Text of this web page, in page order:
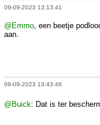
09-09-2023 13:13:41
@Emmo , een beetje
aan.
09-09-2023 13:43:46
@Buick: Dat is ter